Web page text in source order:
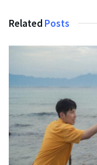
Related Posts